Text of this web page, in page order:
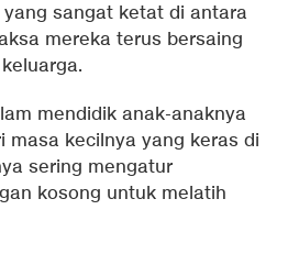
sangat ketat di antara
mereka terus bersaing
mendidik anak-anaknya
masa kecilnya yang keras di
sering mengatur
kosong untuk melatih